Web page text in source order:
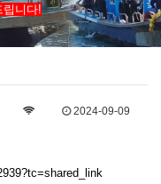
립니다!
2024-09-09